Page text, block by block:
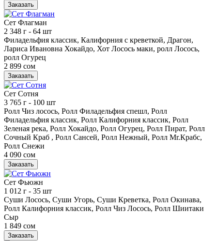
Заказать
Сет Флагман
2 348 г - 64 шт
Филадельфия классик, Калифорния с креветкой, Драгон,
Лариса Ивановна Хокайдо, Хот Лосось маки, ролл Лосось,
ролл Огурец
2 899 сом
Заказать
Сет Сотня
3 765 г - 100 шт
Ролл Чиз лосось, Ролл Филадельфия спешл, Ролл
Филадельфия классик, Ролл Калифорния классик, Ролл
Зеленая река, Ролл Хокайдо, Ролл Огурец, Ролл Пират, Ролл
Сочный Краб , Ролл Сансей, Ролл Нежный, Ролл Mr.Крабс,
Ролл Снежи
4 090 сом
Заказать
Сет Фьюжн
1 012 г - 35 шт
Суши Лосось, Суши Угорь, Суши Креветка, Ролл Окинава,
Ролл Калифорния классик, Ролл Чиз Лосось, Ролл Шиитаки
Сыр
1 849 сом
Заказать